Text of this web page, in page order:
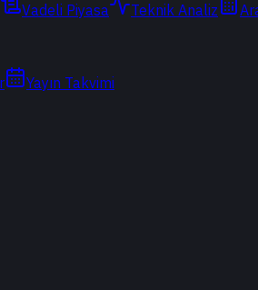
Vadeli Piyasa Teknik Analiz
Yayın Takvimi